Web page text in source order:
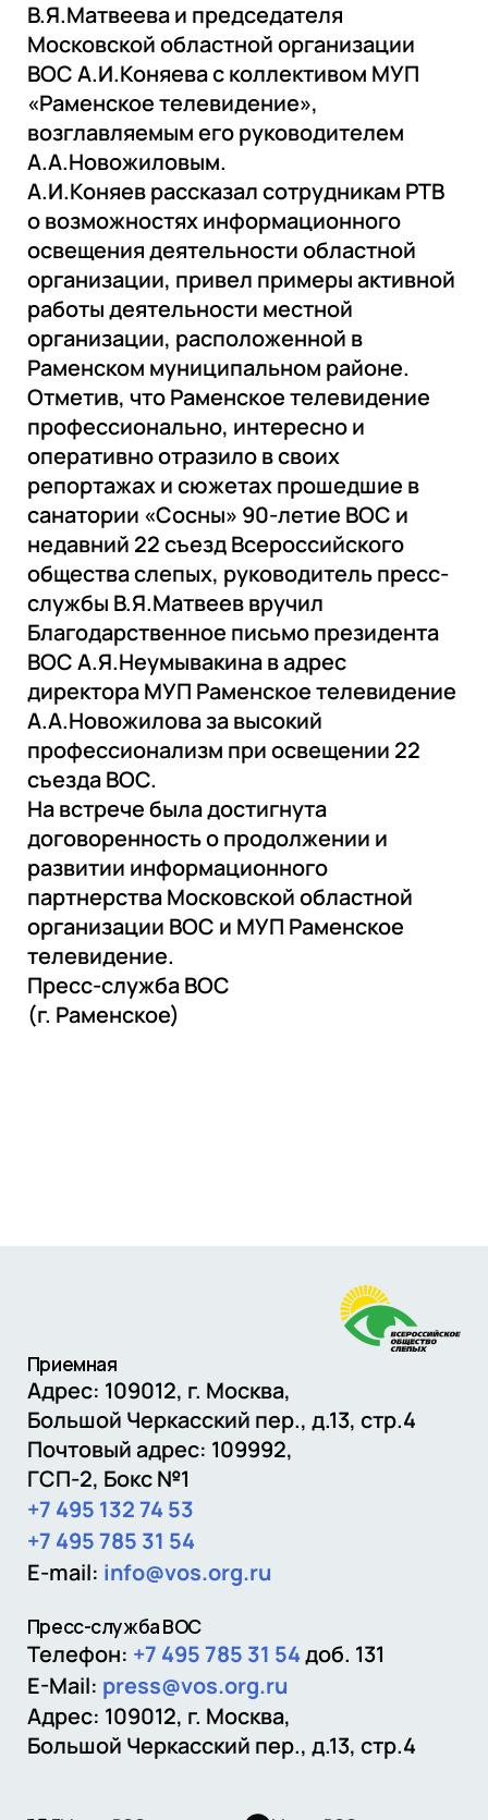
В.Я.Матвеева и председателя
Московской областной организации
ВОС А.И.Коняева с коллективом МУП
«Раменское телевидение»,
возглавляемым его руководителем
А.А.Новожиловым.
А.И.Коняев рассказал сотрудникам РТВ
о возможностях информационного
освещения деятельности областной
организации, привел примеры активной
работы деятельности местной
организации, расположенной в
Раменском муниципальном районе.
Отметив, что Раменское телевидение
профессионально, интересно и
оперативно отразило в своих
репортажах и сюжетах прошедшие в
санатории «Сосны» 90-летие ВОС и
недавний 22 съезд Всероссийского
общества слепых, руководитель пресс-
службы В.Я.Матвеев вручил
Благодарственное письмо президента
ВОС А.Я.Неумывакина в адрес
директора МУП Раменское телевидение
А.А.Новожилова за высокий
профессионализм при освещении 22
съезда ВОС.
На встрече была достигнута
договоренность о продолжении и
развитии информационного
партнерства Московской областной
организации ВОС и МУП Раменское
телевидение.
Пресс-служба ВОС
(г. Раменское)
Приемная
Адрес: 109012, г. Москва,
Большой Черкасский пер., д.13, стр.4
Почтовый адрес: 109992,
ГСП-2, Бокс №1
+7 495 132 74 53
+7 495 785 31 54
E-mail: info@vos.org.ru
Пресс-служба ВОС
Телефон: +7 495 785 31 54доб. 131
E-Mail: press@vos.org.ru
Адрес: 109012, г. Москва,
Большой Черкасский пер., д.13, стр.4